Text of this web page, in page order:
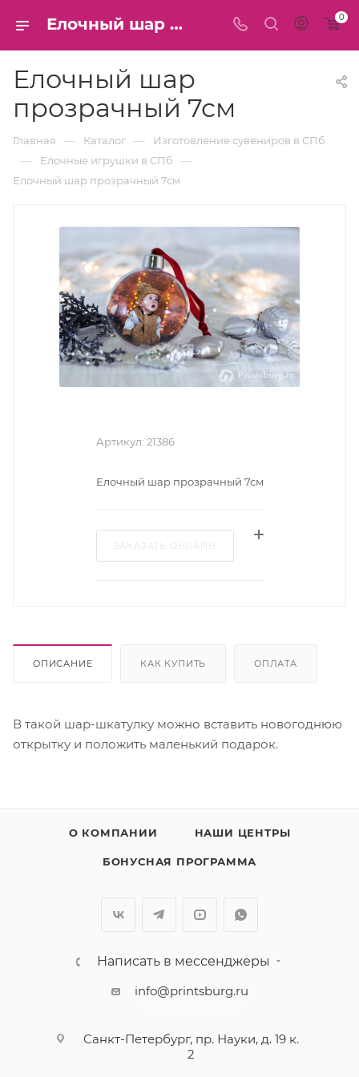
Елочный шар прозрачный 7см купить в СПб 0
Елочный шар
прозрачный 7см
Главная — Каталог — Изготовление сувениров в СПб
— Елочные игрушки в СПб —
Елочный шар прозрачный 7см
Артикул: 21386
Елочный шар прозрачный 7см
ЗАКАЗАТЬ ОНЛАЙН
ОПИСАНИЕ КАК КУПИТЬ ОПЛАТА
В такой шар-шкатулку можно вставить новогоднюю
открытку и положить маленький подарок.
О КОМПАНИИ НАШИ ЦЕНТРЫ
БОНУСНАЯ ПРОГРАММА
Написать в мессенджеры
info@printsburg.ru
Санкт-Петербург, пр. Науки, д. 19 к.
2